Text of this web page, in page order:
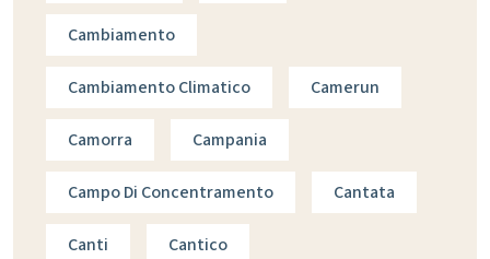
Cambiamento
Cambiamento Climatico Camerun
Camorra Campania
Campo Di Concentramento Cantata
Canti Cantico